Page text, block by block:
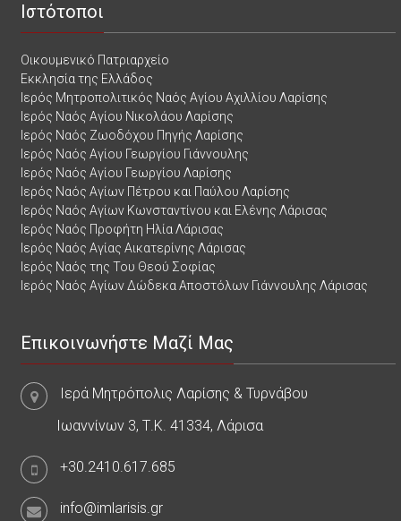
Ιστότοποι
Οικουμενικό Πατριαρχείο
Εκκλησία της Ελλάδος
Ιερός Μητροπολιτικός Ναός Αγίου Αχιλλίου Λαρίσης
Ιερός Ναός Αγίου Νικολάου Λαρίσης
Ιερός Ναός Ζωοδόχου Πηγής Λαρίσης
Ιερός Ναός Αγίου Γεωργίου Γιάννουλης
Ιερός Ναός Αγίου Γεωργίου Λαρίσης
Ιερός Ναός Αγίων Πέτρου και Παύλου Λαρίσης
Ιερός Ναός Αγίων Κωνσταντίνου και Ελένης Λάρισας
Ιερός Ναός Προφήτη Ηλία Λάρισας
Ιερός Ναός Αγίας Αικατερίνης Λάρισας
Ιερός Ναός της Του Θεού Σοφίας
Ιερός Ναός Αγίων Δώδεκα Αποστόλων Γιάννουλης Λάρισας
Επικοινωνήστε Μαζί Μας
Ιερά Μητρόπολις Λαρίσης & Τυρνάβου
Ιωαννίνων 3, Τ.Κ. 41334, Λάρισα
+30.2410.617.685
info@imlarisis.gr